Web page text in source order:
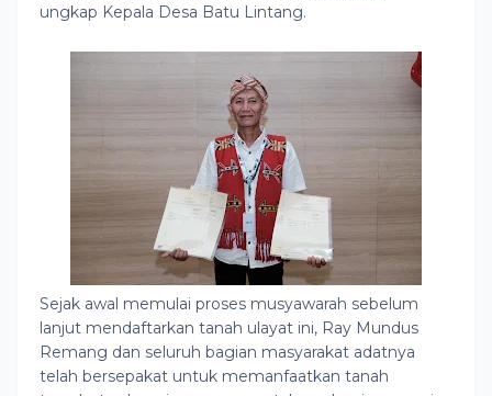
ungkap Kepala Desa Batu Lintang.
Sejak awal memulai proses musyawarah sebelum
lanjut mendaftarkan tanah ulayat ini, Ray Mundus
Remang dan seluruh bagian masyarakat adatnya
telah bersepakat untuk memanfaatkan tanah